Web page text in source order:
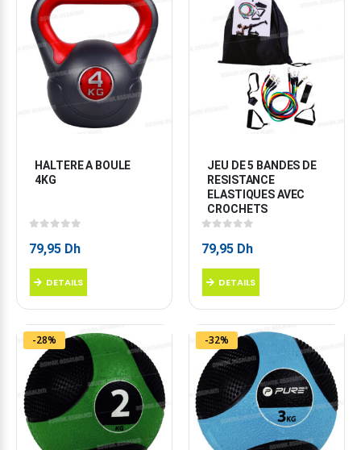
HALTERE A BOULE
4KG
79,95 Dh
DETAILS
JEU DE 5 BANDES DE
RESISTANCE
ELASTIQUES AVEC
CROCHETS
79,95 Dh
DETAILS
-28% -32%